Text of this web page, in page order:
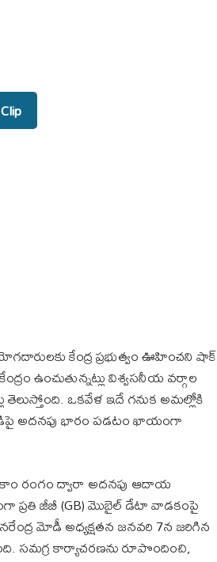
కేంద్ర ప్రభుత్వం ఊహించని షాక్
ఉంచుతున్నట్లు విశ్వసనీయ వర్గాల
ఒకవేళ ఇదే గనుక అమల్లోకి
అదనపు భారం పడటం ఖాయంగా
రంగం ద్వారా అదనపు ఆదాయ
ప్రతి జీబీ (GB) మొబైల్ డేటా వాడకంపై
మోడీ అధ్యక్షతన జనవరి 7న జరిగిన
సమగ్ర కార్యాచరణను రూపొందించి,